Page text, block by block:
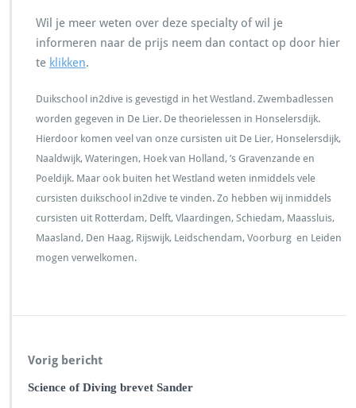
Wil je meer weten over deze specialty of wil je
informeren naar de prijs neem dan contact op door hier
te klikken.
Duikschool in2dive is gevestigd in het Westland. Zwembadlessen
worden gegeven in De Lier. De theorielessen in Honselersdijk.
Hierdoor komen veel van onze cursisten uit De Lier, Honselersdijk,
Naaldwijk, Wateringen, Hoek van Holland, ’s Gravenzande en
Poeldijk. Maar ook buiten het Westland weten inmiddels vele
cursisten duikschool in2dive te vinden. Zo hebben wij inmiddels
cursisten uit Rotterdam, Delft, Vlaardingen, Schiedam, Maassluis,
Maasland, Den Haag, Rijswijk, Leidschendam, Voorburg en Leiden
mogen verwelkomen.
Vorig bericht
Science of Diving brevet Sander